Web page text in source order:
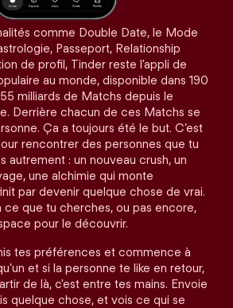
comme Double Date, le Mode
Passeport, Relationship
de profil, Tinder reste l'appli de
au monde, disponible dans 190
milliards de Matchs depuis le
Derrière chacun de ces Matchs se
Ça a toujours été le but. C’est
rencontrer des personnes que tu
autrement : un nouveau crush, un
une alchimie qui monte
par devenir quelque chose de vrai.
ce que tu cherches, ou pas encore,
pour le découvrir.
tes préférences et commence à
et si la personne te like en retour,
de là, c'est entre tes mains. Envoie
quelque chose, et vois ce qui se